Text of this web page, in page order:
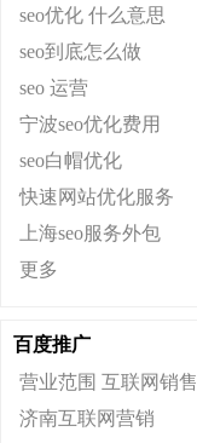
seo优化 什么意思
seo到底怎么做
seo 运营
宁波seo优化费用
seo白帽优化
快速网站优化服务
上海seo服务外包
更多
百度推广
营业范围 互联网销售
济南互联网营销